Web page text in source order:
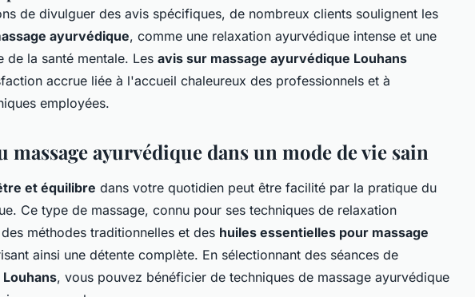
de divulguer des avis spécifiques, de nombreux clients soulignent les
ayurvédique, comme une relaxation ayurvédique intense et une
de la santé mentale. Les avis sur massage ayurvédique Louhans
accrue liée à l'accueil chaleureux des professionnels et à
employées.
ayurvédique dans un mode de vie sain
et équilibre dans votre quotidien peut être facilité par la pratique du
Ce type de massage, connu pour ses techniques de relaxation
méthodes traditionnelles et des huiles essentielles pour massage
ainsi une détente complète. En sélectionnant des séances de
, vous pouvez bénéficier de techniques de massage ayurvédique